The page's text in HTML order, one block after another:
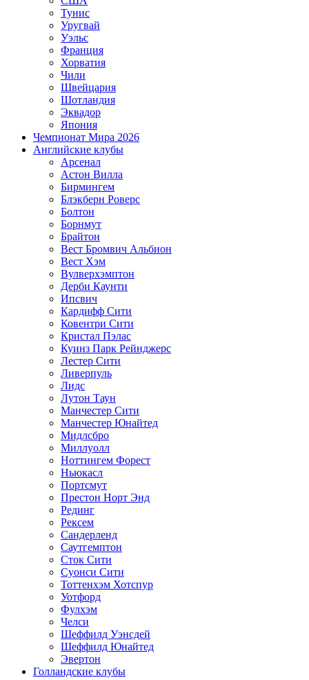
Тунис
Уругвай
Уэльс
Франция
Хорватия
Чили
Швейцария
Шотландия
Эквадор
Япония
Чемпионат Мира 2026
Английские клубы
Арсенал
Астон Вилла
Бирмингем
Блэкберн Роверс
Болтон
Борнмут
Брайтон
Вест Бромвич Альбион
Вест Хэм
Вулверхэмптон
Дерби Каунти
Ипсвич
Кардифф Сити
Ковентри Сити
Кристал Пэлас
Куинз Парк Рейнджерс
Лестер Сити
Ливерпуль
Лидс
Лутон Таун
Манчестер Сити
Манчестер Юнайтед
Мидлсбро
Миллуолл
Ноттингем Форест
Ньюкасл
Портсмут
Престон Норт Энд
Рединг
Рексем
Сандерленд
Саутгемптон
Сток Сити
Суонси Сити
Тоттенхэм Хотспур
Уотфорд
Фулхэм
Челси
Шеффилд Уэнсдей
Шеффилд Юнайтед
Эвертон
Голландские клубы